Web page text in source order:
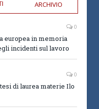
ARCHIVIO
0
europea in memoria
incidenti sul lavoro
0
di laurea materie Ilo